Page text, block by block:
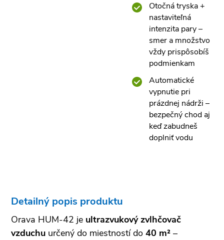
Otočná tryska +
nastaviteľná
intenzita pary –
smer a množstvo
vždy prispôsobíš
podmienkam
Automatické
vypnutie pri
prázdnej nádrži –
bezpečný chod aj
keď zabudneš
doplniť vodu
Detailný popis produktu
Orava HUM-42 je ultrazvukový zvlhčovač
vzduchu určený do miestností do 40 m² –